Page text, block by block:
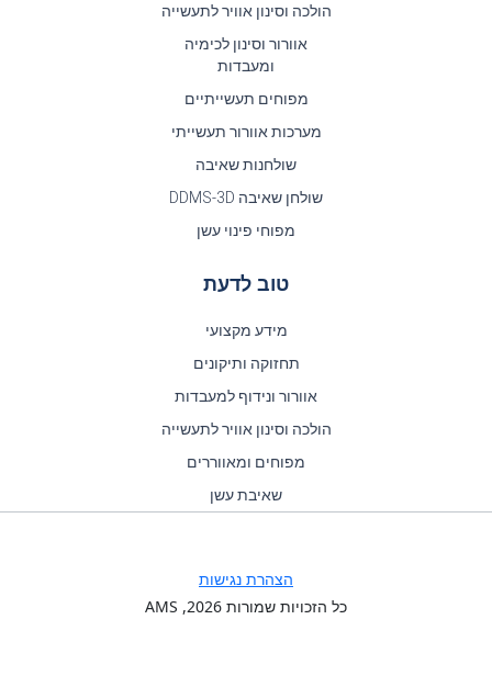
הולכה וסינון אוויר לתעשייה
אוורור וסינון לכימיה
ומעבדות
מפוחים תעשייתיים
מערכות אוורור תעשייתי
שולחנות שאיבה
שולחן שאיבה DDMS-3D
מפוחי פינוי עשן
טוב לדעת
מידע מקצועי
תחזוקה ותיקונים
אוורור ונידוף למעבדות
הולכה וסינון אוויר לתעשייה
מפוחים ומאווררים
שאיבת עשן
כל הזכויות שמורות 2026
, AMS
הצהרת נגישות